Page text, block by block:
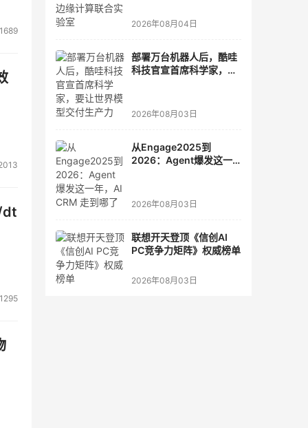
1689
dt
1295
2026年08月04日
部署万台机器人后，酷哇
科技官宣首席科学家，要
2026年08月03日
从Engage2025到
2026：Agent爆发这一
2026年08月03日
联想开天登顶《信创AI
PC竞争力矩阵》权威榜单
2026年08月03日